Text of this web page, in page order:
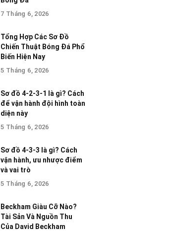
7 Tháng 6, 2026
Tổng Hợp Các Sơ Đồ
Chiến Thuật Bóng Đá Phổ
Biến Hiện Nay
5 Tháng 6, 2026
Sơ đồ 4-2-3-1 là gì? Cách
để vận hành đội hình toàn
diện này
5 Tháng 6, 2026
Sơ đồ 4-3-3 là gì? Cách
vận hành, ưu nhược điểm
và vai trò
5 Tháng 6, 2026
Beckham Giàu Cỡ Nào?
Tài Sản Và Nguồn Thu
Của David Beckham